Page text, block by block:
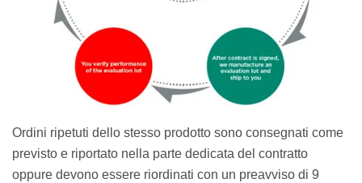
Ordini ripetuti dello stesso prodotto sono consegnati come
previsto e riportato nella parte dedicata del contratto
oppure devono essere riordinati con un preavviso di 9